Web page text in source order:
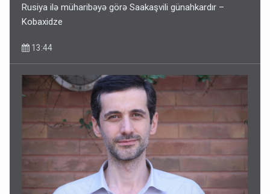
Rusiya ilə müharibəyə görə Saakaşvili günahkardır –
Kobaxidze
13:44